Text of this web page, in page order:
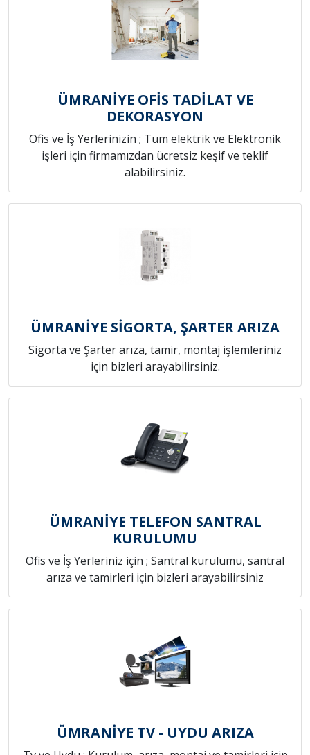
ÜMRANİYE OFİS TADİLAT VE
DEKORASYON
Ofis ve İş Yerlerinizin ; Tüm elektrik ve Elektronik
işleri için firmamızdan ücretsiz keşif ve teklif
alabilirsiniz.
ÜMRANİYE SİGORTA, ŞARTER ARIZA
Sigorta ve Şarter arıza, tamir, montaj işlemleriniz
için bizleri arayabilirsiniz.
ÜMRANİYE TELEFON SANTRAL
KURULUMU
Ofis ve İş Yerleriniz için ; Santral kurulumu, santral
arıza ve tamirleri için bizleri arayabilirsiniz
ÜMRANİYE TV - UYDU ARIZA